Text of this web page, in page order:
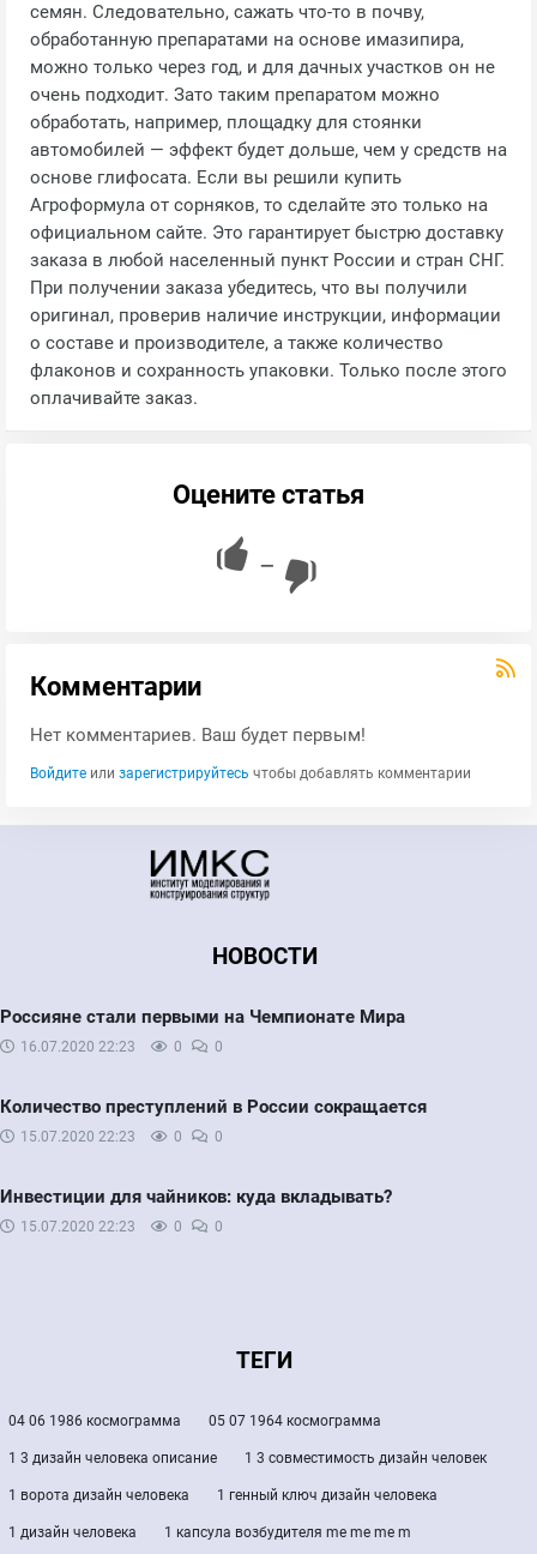
семян. Следовательно, сажать что-то в почву,
обработанную препаратами на основе имазипира,
можно только через год, и для дачных участков он не
очень подходит. Зато таким препаратом можно
обработать, например, площадку для стоянки
автомобилей — эффект будет дольше, чем у средств на
основе глифосата. Если вы решили купить
Агроформула от сорняков, то сделайте это только на
официальном сайте. Это гарантирует быстрю доставку
заказа в любой населенный пункт России и стран СНГ.
При получении заказа убедитесь, что вы получили
оригинал, проверив наличие инструкции, информации
о составе и производителе, а также количество
флаконов и сохранность упаковки. Только после этого
оплачивайте заказ.
Оцените статья
—
Комментарии
Нет комментариев. Ваш будет первым!
Войдите или зарегистрируйтесь чтобы добавлять комментарии
НОВОСТИ
Россияне стали первыми на Чемпионате Мира
16.07.2020 22:23 0 0
Количество преступлений в России сокращается
15.07.2020 22:23 0 0
Инвестиции для чайников: куда вкладывать?
15.07.2020 22:23 0 0
ТЕГИ
04 06 1986 космограмма 05 07 1964 космограмма
1 3 дизайн человека описание 1 3 совместимость дизайн человек
1 ворота дизайн человека 1 генный ключ дизайн человека
1 дизайн человека 1 капсула возбудителя me me me m